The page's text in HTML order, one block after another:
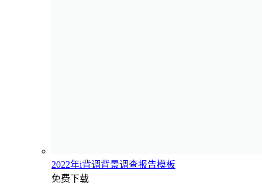
2022年i背调背景调查报告模板
免费下载